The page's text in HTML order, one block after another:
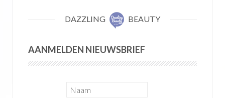
DAZZLING BEAUTY
AANMELDEN NIEUWSBRIEF